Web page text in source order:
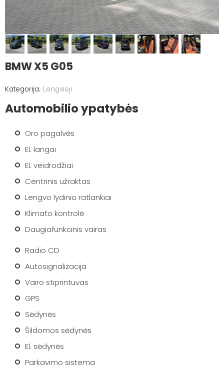
BMW X5 G05
Lengvieji
Automobilio ypatybės
Oro pagalvės
El. langai
El. veidrodžiai
Centrinis užraktas
Lengvo lydinio ratlankiai
Klimato kontrolė
Daugiafunkcinis vairas
Radio CD
Autosignalizacija
Vairo stiprintuvas
GPS
Sėdynės
Šildomos sėdynės
El. sėdynės
Parkavimo sistema